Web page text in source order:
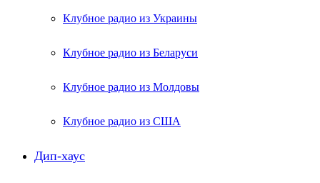
Клубное радио из Украины
Клубное радио из Беларуси
Клубное радио из Молдовы
Клубное радио из США
Дип-хаус